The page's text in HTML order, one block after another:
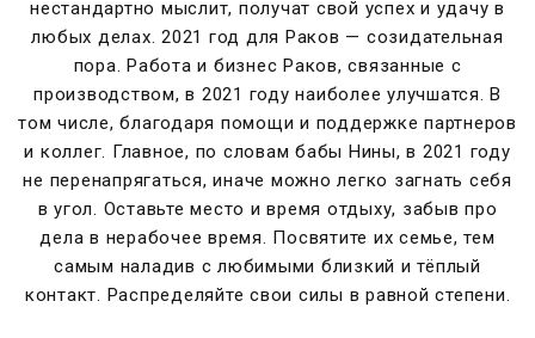
нестандартно мыслит, получат свой успех и удачу в
любых делах. 2021 год для Раков — созидательная
пора. Работа и бизнес Раков, связанные с
производством, в 2021 году наиболее улучшатся. В
том числе, благодаря помощи и поддержке партнеров
и коллег. Главное, по словам бабы Нины, в 2021 году
не перенапрягаться, иначе можно легко загнать себя
в угол. Оставьте место и время отдыху, забыв про
дела в нерабочее время. Посвятите их семье, тем
самым наладив с любимыми близкий и тёплый
контакт. Распределяйте свои силы в равной степени.